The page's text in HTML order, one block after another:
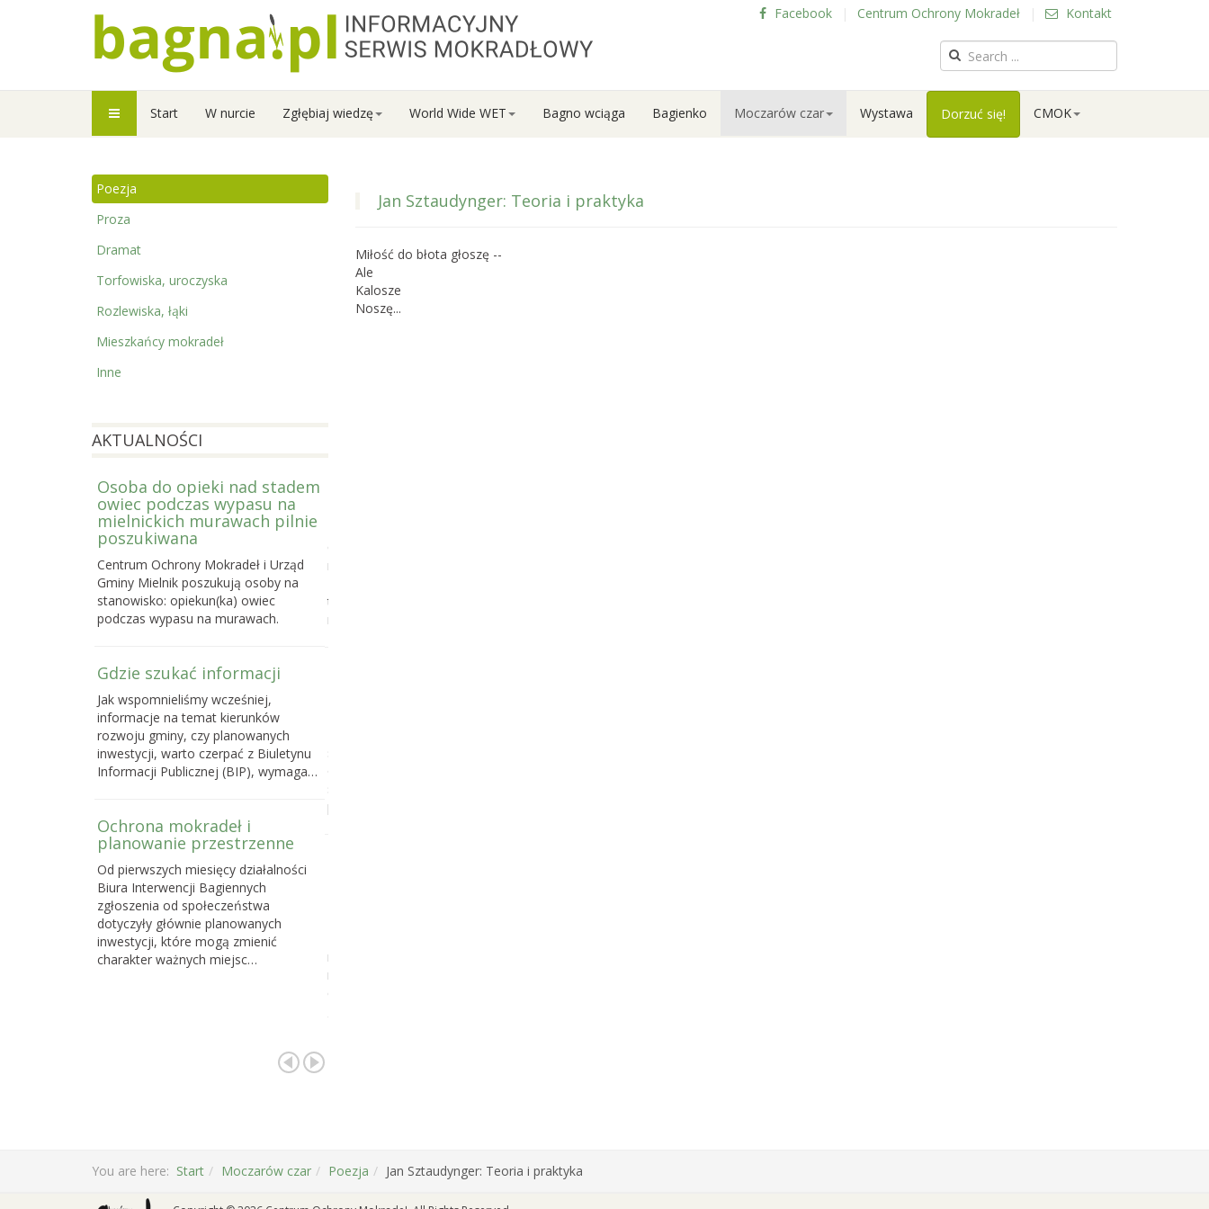
Facebook | Centrum Ochrony Mokradeł | Kontakt
Start W nurcie Zgłębiaj wiedzę World Wide WET Bagno wciąga Bagienko Moczarów czar Wystawa Dorzuć się! CMOK
Jan Sztaudynger: Teoria i praktyka
Miłość do błota głoszę --
Ale
Kalosze
Noszę...
Poezja
Proza
Dramat
Torfowiska, uroczyska
Rozlewiska, łąki
Mieszkańcy mokradeł
Inne
AKTUALNOŚCI
Osoba do opieki nad stadem
owiec podczas wypasu na
mielnickich murawach pilnie
poszukiwana
Centrum Ochrony Mokradeł i Urząd
Gminy Mielnik poszukują osoby na
stanowisko: opiekun(ka) owiec
podczas wypasu na murawach.
Gdzie szukać informacji
Jak wspomnieliśmy wcześniej,
informacje na temat kierunków
rozwoju gminy, czy planowanych
inwestycji, warto czerpać z Biuletynu
Informacji Publicznej (BIP), wymaga…
Ochrona mokradeł i
planowanie przestrzenne
Od pierwszych miesięcy działalności
Biura Interwencji Bagiennych
zgłoszenia od społeczeństwa
dotyczyły głównie planowanych
inwestycji, które mogą zmienić
charakter ważnych miejsc…
Centrum Ochrony Mokradeł otwiera
nabór do trzeciej edycji Letniej Szkoły
terenowego kursu ekologii i ochrony
mokradeł, która…
o ochronie przyrody dającej
powstawania…
najskuteczniejsze interwencje mające
na celu ochronę tych niezwykle
cennych i ważnych siedlisk to te,
You are here: Start Moczarów czar Poezja Jan Sztaudynger: Teoria i praktyka